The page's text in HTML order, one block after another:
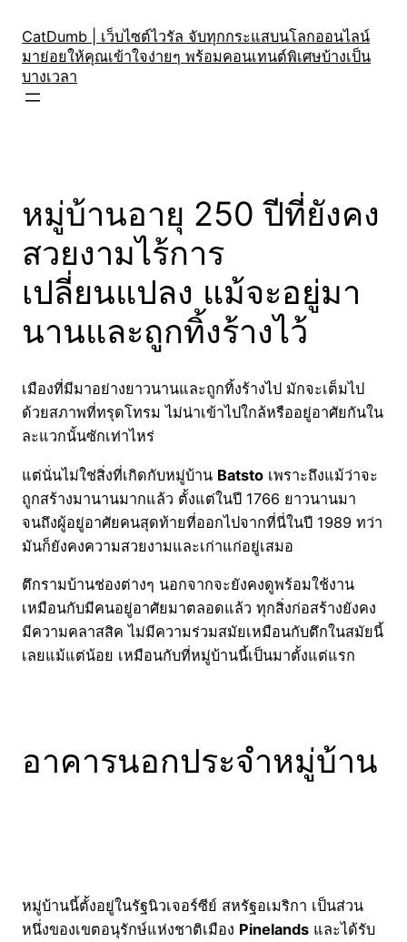
content
CatDumb | เว็บไซต์ไวรัล จับทุกกระแสบนโลกออนไลน์
มาย่อยให้คุณเข้าใจง่ายๆ พร้อมคอนเทนต์พิเศษบ้างเป็น
บางเวลา
หมู่บ้านอายุ 250 ปีที่ยังคง
สวยงามไร้การ
เปลี่ยนแปลง แม้จะอยู่มา
นานและถูกทิ้งร้างไว้
เมืองที่มีมาอย่างยาวนานและถูกทิ้งร้างไป มักจะเต็มไป
ด้วยสภาพที่ทรุดโทรม ไม่น่าเข้าไปใกล้หรืออยู่อาศัยกันใน
ละแวกนั้นซักเท่าไหร่
แต่นั่นไม่ใช่สิ่งที่เกิดกับหมู่บ้าน Batsto เพราะถึงแม้ว่าจะ
ถูกสร้างมานานมากแล้ว ตั้งแต่ในปี 1766 ยาวนานมา
จนถึงผู้อยู่อาศัยคนสุดท้ายที่ออกไปจากที่นี่ในปี 1989 ทว่า
มันก็ยังคงความสวยงามและเก่าแก่อยู่เสมอ
ตึกรามบ้านช่องต่างๆ นอกจากจะยังคงดูพร้อมใช้งาน
เหมือนกับมีคนอยู่อาศัยมาตลอดแล้ว ทุกสิ่งก่อสร้างยังคง
มีความคลาสสิค ไม่มีความร่วมสมัยเหมือนกับตึกในสมัยนี้
เลยแม้แต่น้อย เหมือนกับที่หมู่บ้านนี้เป็นมาตั้งแต่แรก
อาคารนอกประจำหมู่บ้าน
หมู่บ้านนี้ตั้งอยู่ในรัฐนิวเจอร์ซีย์ สหรัฐอเมริกา เป็นส่วน
หนึ่งของเขตอนุรักษ์แห่งชาติเมือง Pinelands และได้รับ